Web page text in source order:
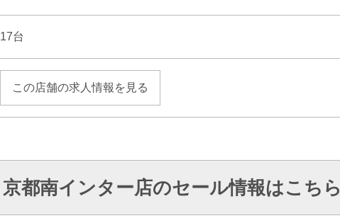
17台
この店舗の求人情報を見る
京都南インター店のセール情報はこちら